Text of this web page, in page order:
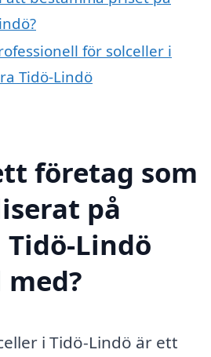
för solceller i
Tidö-Lindö
företag som
på
Lindö
i Tidö-Lindö är ett